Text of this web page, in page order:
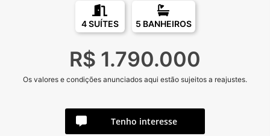
4 SUÍTES 5 BANHEIROS
R$ 1.790.000
Os valores e condições anunciados aqui estão sujeitos a reajustes.
Tenho interesse